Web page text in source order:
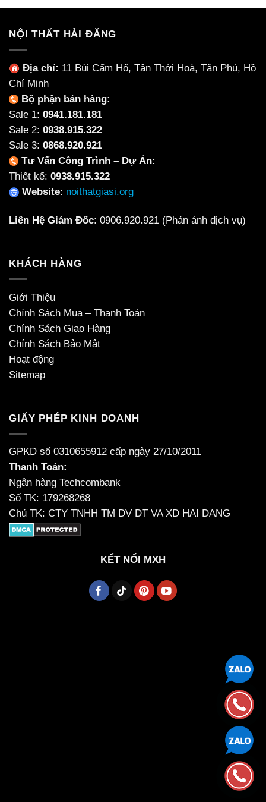
NỘI THẤT HẢI ĐĂNG
Địa chỉ: 11 Bùi Cẩm Hổ, Tân Thới Hoà, Tân Phú, Hồ
Chí Minh
Bộ phận bán hàng:
Sale 1: 0941.181.181
Sale 2: 0938.915.322
Sale 3: 0868.920.921
Tư Vấn Công Trình – Dự Án:
Thiết kế: 0938.915.322
Website: noithatgiasi.org
Liên Hệ Giám Đốc: 0906.920.921 (Phản ánh dịch vụ)
KHÁCH HÀNG
Giới Thiệu
Chính Sách Mua – Thanh Toán
Chính Sách Giao Hàng
Chính Sách Bảo Mật
Hoạt động
Sitemap
GIẤY PHÉP KINH DOANH
GPKD số 0310655912 cấp ngày 27/10/2011
Thanh Toán:
Ngân hàng Techcombank
Số TK: 179268268
Chủ TK: CTY TNHH TM DV DT VA XD HAI DANG
KẾT NỐI MXH